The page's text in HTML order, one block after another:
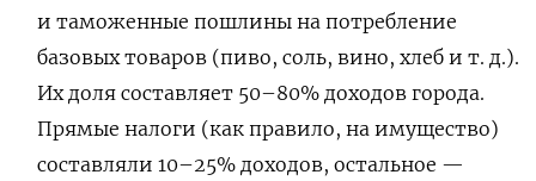
и таможенные пошлины на потребление
базовых товаров (пиво, соль, вино, хлеб и т. д.).
Их доля составляет 50–80% доходов города.
Прямые налоги (как правило, на имущество)
составляли 10–25% доходов, остальное —